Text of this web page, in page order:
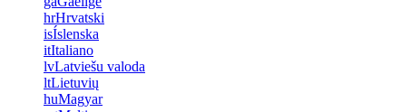
hrHrvatski
isÍslenska
itItaliano
lvLatviešu valoda
ltLietuvių
huMagyar